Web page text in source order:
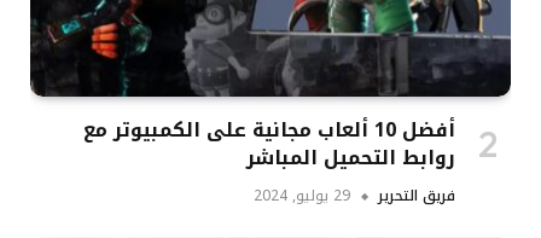
أفضل 10 ألعاب مجانية على الكمبيوتر مع
روابط التحميل المباشر
فريق التحرير 29 يوليو, 2024